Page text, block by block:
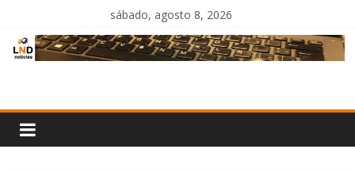
contenido
sábado, agosto 8, 2026
Noticias